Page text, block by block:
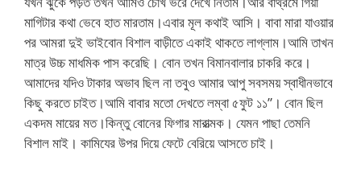
মাগিটার কথা ভেবে হাত মারতাম।এবার মূল কথাই আসি। বাবা মারা যাওয়ার
পর আমরা দুই ভাইবোন বিশাল বাড়ীতে একাই থাকতে লাগ্লাম।আমি তাখন
মাত্র উচ্চ মাধমিক পাস করেছি। বোন তখন বিমানবালার চাকরি করে।
আমাদের যদিও টাকার অভাব ছিল না তবুও আমার আপু সবসময় স্বাধীনভাবে
কিছু করতে চাইত।আমি বাবার মতো দেখতে লম্বা ৫ফুট ১১”। বোন ছিল
একদম মায়ের মত।কিন্তু বোনের ফিগার মারাত্মক। যেমন পাছা তেমনি
বিশাল মাই। কামিযের উপর দিয়ে ফেটে বেরিয়ে আসতে চাই।